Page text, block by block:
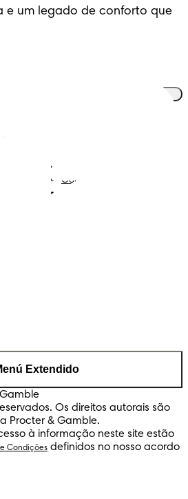
e um legado de conforto que
Contacta-nos
Extendido
Os direitos autorais são
Procter & Gamble.
à informação neste site estão
e Condições definidos no nosso acordo